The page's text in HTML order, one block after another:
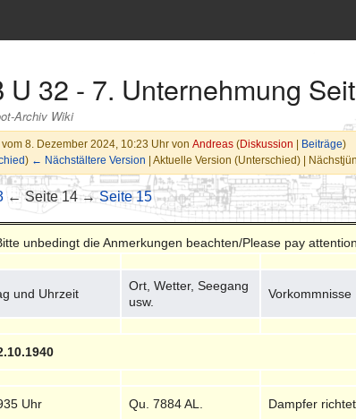
U 32 - 7. Unternehmung
Archiv Wiki
8. Dezember 2024, 10:23 Uhr von Andreas (Diskussion Beiträge)
) ← Nächstältere Version | Aktuelle Version (Unterschied) |
← Seite 14 →Seite 15
unbedingt die Anmerkungen beachten/Please pay
und Uhrzeit
Ort, Wetter, Seegang
usw.
Vorkommnisse
Uhr Qu. 7884 AL. Dampfer